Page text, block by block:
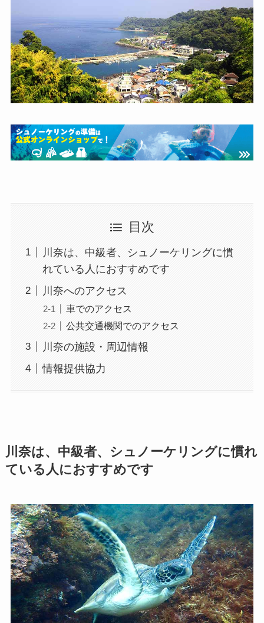
目次
川奈は、中級者、シュノーケリングに慣
れている人におすすめです
川奈へのアクセス
車でのアクセス
公共交通機関でのアクセス
川奈の施設・周辺情報
情報提供協力
川奈は、中級者、シュノーケリングに慣れ
ている人におすすめです